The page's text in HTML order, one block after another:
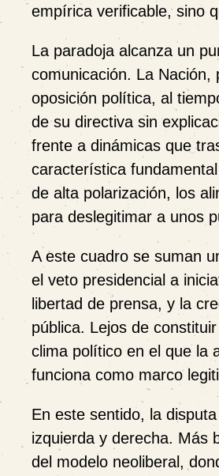
empírica verificable, sino
La paradoja alcanza un
comunicación. La
oposición política, al
de su directiva sin
frente a dinámicas que
característica
de alta polarización, los
para deslegitimar a unos
A este cuadro se suman
el veto presidencial a
libertad de prensa, y la
pública. Lejos de
clima político en el que la
funciona como marco
En este sentido, la
izquierda y derecha. Más
del modelo neoliberal,